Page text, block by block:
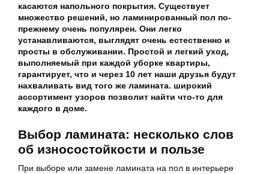
касаются напольного покрытия. Существует
множество решений, но ламинированный пол по-
прежнему очень популярен. Они легко
устанавливаются, выглядят очень естественно и
просты в обслуживании. Простой и легкий уход,
выполняемый при каждой уборке квартиры,
гарантирует, что и через 10 лет наши друзья будут
нахваливать вид того же ламината. широкий
ассортимент узоров позволит найти что-то для
каждого в доме.
Выбор ламината: несколько слов
об износостойкости и пользе
При выборе или замене ламината на пол в интерьере